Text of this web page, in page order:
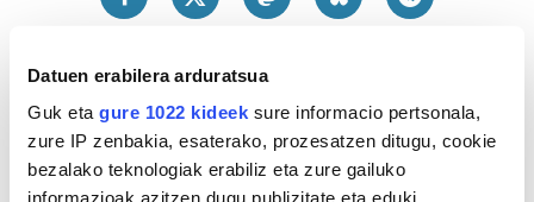
Datuen erabilera arduratsua
Guk eta gure 1022 kideek sure informacio pertsonala,
zure IP zenbakia, esaterako, prozesatzen ditugu, cookie
bezalako teknologiak erabiliz eta zure gailuko
informazioak azitzen dugu publizitate eta eduki
Azken 3 egunetako irakurrienak